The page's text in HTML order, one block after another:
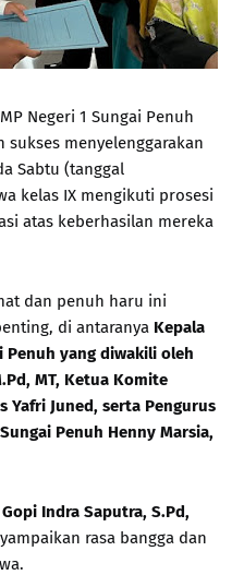
Negeri 1 Sungai Penuh
menyelenggarakan
Sabtu (tanggal
kelas IX mengikuti prosesi
atas keberhasilan mereka
dan penuh haru ini
di antaranya Kepala
Penuh yang diwakili oleh
MT, Ketua Komite
Yafri Juned, serta Pengurus
Penuh Henny Marsia,
Gopi Indra Saputra, S.Pd,
rasa bangga dan